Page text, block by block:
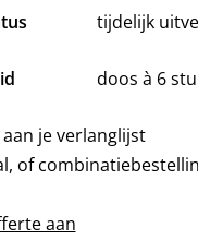
tijdelijk
doos à 6
je verlanglijst
of
aan